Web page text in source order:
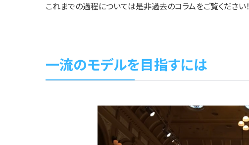
これまでの過程については是非過去のコラムをご覧ください！
一流のモデルを目指すには